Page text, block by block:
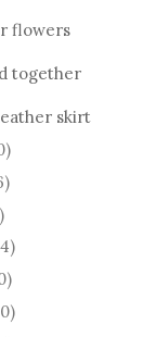
flowers
together
skirt